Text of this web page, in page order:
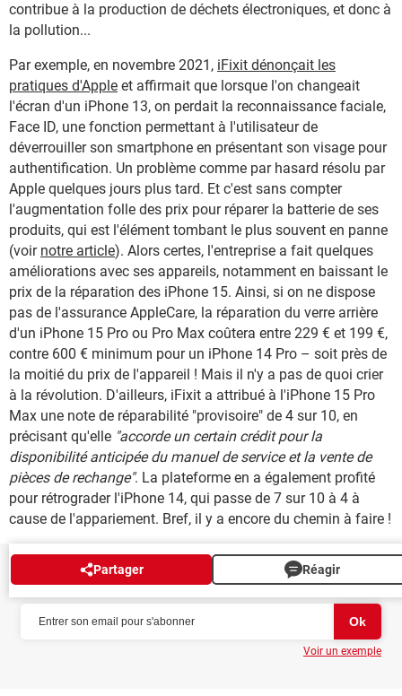
contribue à la production de déchets électroniques, et donc à
la pollution...
Par exemple, en novembre 2021, iFixit dénonçait les
pratiques d'Apple et affirmait que lorsque l'on changeait
l'écran d'un iPhone 13, on perdait la reconnaissance faciale,
Face ID, une fonction permettant à l'utilisateur de
déverrouiller son smartphone en présentant son visage pour
authentification. Un problème comme par hasard résolu par
Apple quelques jours plus tard. Et c'est sans compter
l'augmentation folle des prix pour réparer la batterie de ses
produits, qui est l'élément tombant le plus souvent en panne
(voir notre article). Alors certes, l'entreprise a fait quelques
améliorations avec ses appareils, notamment en baissant le
prix de la réparation des iPhone 15. Ainsi, si on ne dispose
pas de l'assurance AppleCare, la réparation du verre arrière
d'un iPhone 15 Pro ou Pro Max coûtera entre 229 € et 199 €,
contre 600 € minimum pour un iPhone 14 Pro – soit près de
la moitié du prix de l'appareil ! Mais il n'y a pas de quoi crier
à la révolution. D'ailleurs, iFixit a attribué à l'iPhone 15 Pro
Max une note de réparabilité "provisoire" de 4 sur 10, en
précisant qu'elle "accorde un certain crédit pour la
disponibilité anticipée du manuel de service et la vente de
pièces de rechange". La plateforme en a également profité
pour rétrograder l'iPhone 14, qui passe de 7 sur 10 à 4 à
cause de l'appariement. Bref, il y a encore du chemin à faire !
Partager Réagir
NEWSLETTER
Voir un exemple